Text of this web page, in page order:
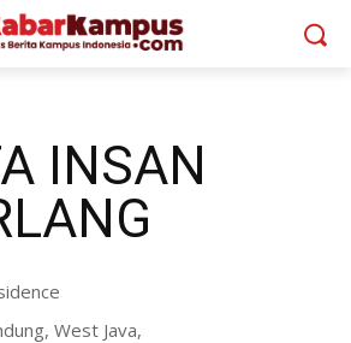
INSAN
West Java,